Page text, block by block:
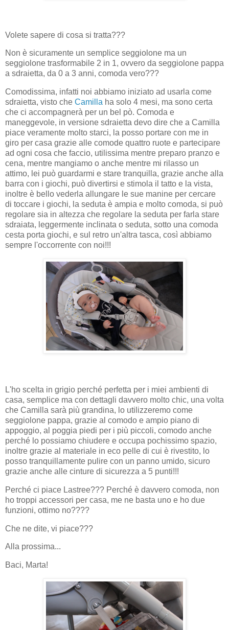
Volete sapere di cosa si tratta???
Non è sicuramente un semplice seggiolone ma un
seggiolone trasformabile 2 in 1, ovvero da seggiolone pappa
a sdraietta, da 0 a 3 anni, comoda vero???
Comodissima, infatti noi abbiamo iniziato ad usarla come
sdraietta, visto che Camilla ha solo 4 mesi, ma sono certa
che ci accompagnerà per un bel pò. Comoda e
maneggevole, in versione sdraietta devo dire che a Camilla
piace veramente molto starci, la posso portare con me in
giro per casa grazie alle comode quattro ruote e partecipare
ad ogni cosa che faccio, utilissima mentre preparo pranzo e
cena, mentre mangiamo o anche mentre mi rilasso un
attimo, lei può guardarmi e stare tranquilla, grazie anche alla
barra con i giochi, può divertirsi e stimola il tatto e la vista,
inoltre è bello vederla allungare le sue manine per cercare
di toccare i giochi, la seduta è ampia e molto comoda, si può
regolare sia in altezza che regolare la seduta per farla stare
sdraiata, leggermente inclinata o seduta, sotto una comoda
cesta porta giochi, e sul retro un'altra tasca, così abbiamo
sempre l'occorrente con noi!!!
L'ho scelta in grigio perché perfetta per i miei ambienti di
casa, semplice ma con dettagli davvero molto chic, una volta
che Camilla sarà più grandina, lo utilizzeremo come
seggiolone pappa, grazie al comodo e ampio piano di
appoggio, al poggia piedi per i più piccoli, comodo anche
perché lo possiamo chiudere e occupa pochissimo spazio,
inoltre grazie al materiale in eco pelle di cui è rivestito, lo
posso tranquillamente pulire con un panno umido, sicuro
grazie anche alle cinture di sicurezza a 5 punti!!!
Perché ci piace Lastree??? Perché è davvero comoda, non
ho troppi accessori per casa, me ne basta uno e ho due
funzioni, ottimo no????
Che ne dite, vi piace???
Alla prossima...
Baci, Marta!